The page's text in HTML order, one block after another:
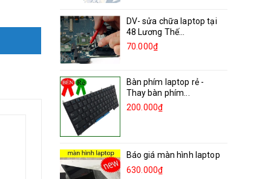
DV- sửa chữa laptop tại
48 Lương Thế...
70.000₫
Bàn phím laptop rẻ -
Thay bàn phím...
200.000₫
Báo giá màn hình laptop
630.000₫